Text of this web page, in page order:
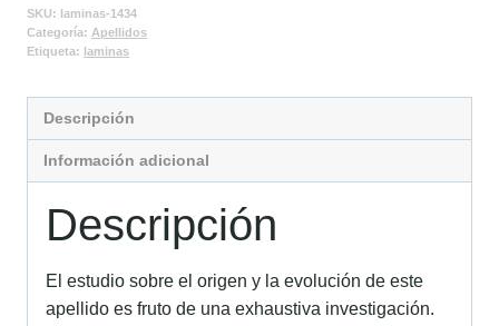
SKU: laminas-1434
Categoría: Apellidos
Etiqueta: laminas
Descripción
Información adicional
Descripción
El estudio sobre el origen y la evolución de este
apellido es fruto de una exhaustiva investigación.